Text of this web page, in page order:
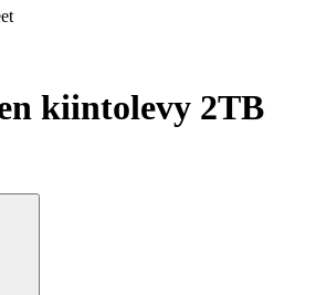
kiintolevy 2TB